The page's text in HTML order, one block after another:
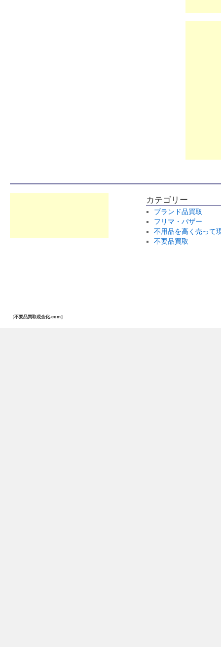
カテゴリー
ブランド品買取
フリマ・バザー
不用品を高く売って
不要品買取
［不要品買取現金化.com］